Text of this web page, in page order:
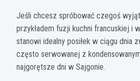
Jeśli chcesz spróbować czegoś
przykładem fuzji kuchni francuskiej i
stanowi idealny posiłek w ciągu dnia
często serwowanej z
najgorętsze dni w Sajgonie.